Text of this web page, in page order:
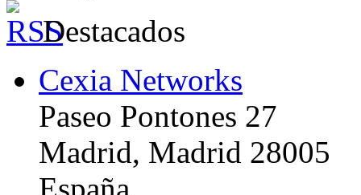
Destacados
Cexia Networks
Paseo Pontones 27
Madrid, Madrid 28005
España